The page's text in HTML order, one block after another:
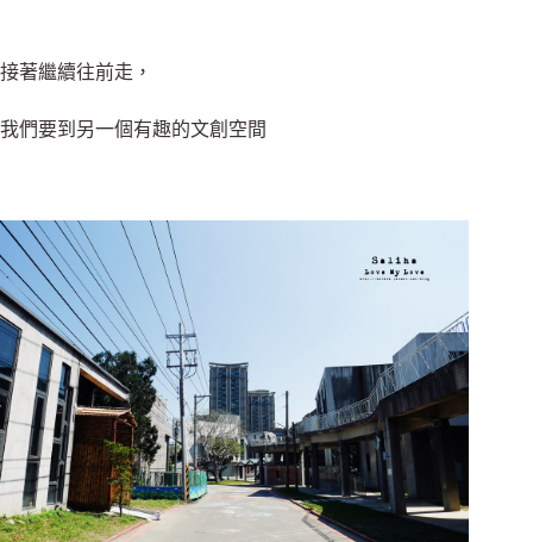
接著繼續往前走，
我們要到另一個有趣的文創空間